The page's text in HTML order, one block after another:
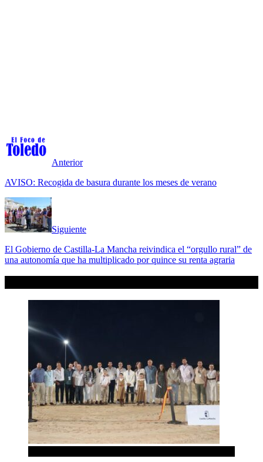
Anterior
AVISO: Recogida de basura durante los meses de verano
Siguiente
El Gobierno de Castilla-La Mancha reivindica el “orgullo rural” de
una autonomía que ha multiplicado por quince su renta agraria